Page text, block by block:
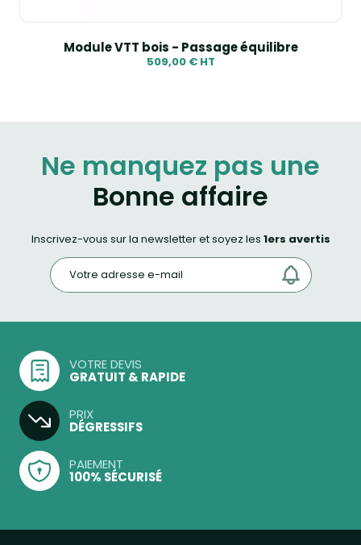
Module VTT bois - Passage équilibre
509,00 € HT
Ne manquez pas une
Bonne affaire
Inscrivez-vous sur la newsletter et soyez les 1ers avertis
VOTRE DEVIS
GRATUIT & RAPIDE
PRIX
DÉGRESSIFS
PAIEMENT
100% SÉCURISÉ